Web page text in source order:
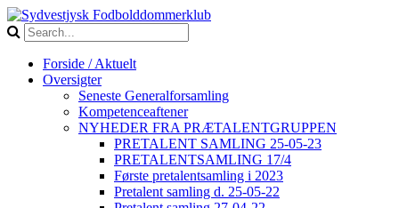
Forside / Aktuelt
Oversigter
Seneste Generalforsamling
Kompetenceaftener
NYHEDER FRA PRÆTALENTGRUPPEN
PRETALENT SAMLING 25-05-23
PRETALENTSAMLING 17/4
Første pretalentsamling i 2023
Pretalent samling d. 25-05-22